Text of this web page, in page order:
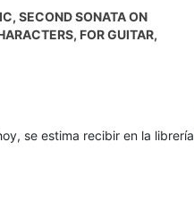
SECOND SONATA ON
FOR GUITAR,
se estima recibir en la librería